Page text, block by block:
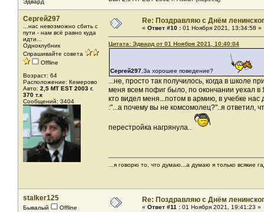
Эдвард
Сергей297
...нас невозможно сбить с
пути - нам всё равно куда
идти...
Одноклубник
Спрашивайте совета
Offline
Возраст: 64
Расположение: Кемерово
Авто: 2,5 МТ EST 2003 г.
370 т.к
Сообщений: 3404
Re: Поздравляю с Днём
« Ответ #10 : 01 Ноября 2021, 13:34:58 »
Цитата: Эдвард от 01 Ноября 2021, 10:40:04
Сергей297,За хорошее поведение?
...не, просто так получилось, когда в школе
меня всем пофиг было, по окончании уехал
кто видел меня...потом в армию, в учебке
:"...а почему вы не комсомолец?"..я ответил,
перестройка нагрянула..
...я говорю то, что думаю...а думаю я только всякие
stalker125
Бывалый
Offline
Re: Поздравляю с Днём
« Ответ #11 : 01 Ноября 2021, 19:41:23 »